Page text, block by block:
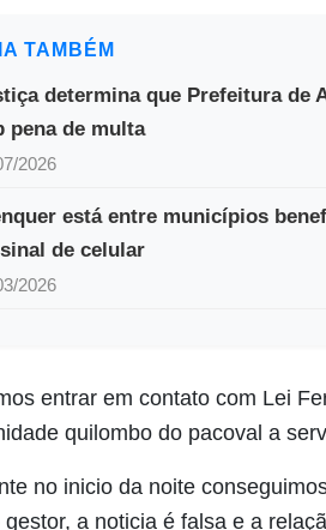
TAMBÉM
determina que Prefeitura de
pena de multa
2026
está entre municípios
de celular
2026
entrar em contato com Lei
quilombo do pacoval a
no inicio da noite
gestor, a noticia é falsa e a